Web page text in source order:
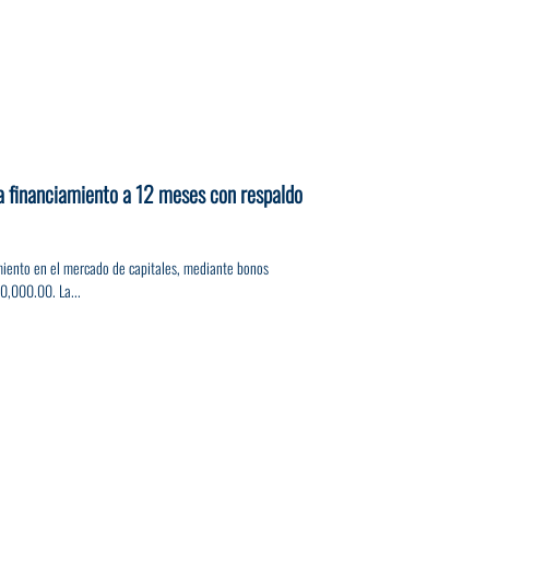
financiamiento a 12 meses con respaldo
en el mercado de capitales, mediante bonos
La...